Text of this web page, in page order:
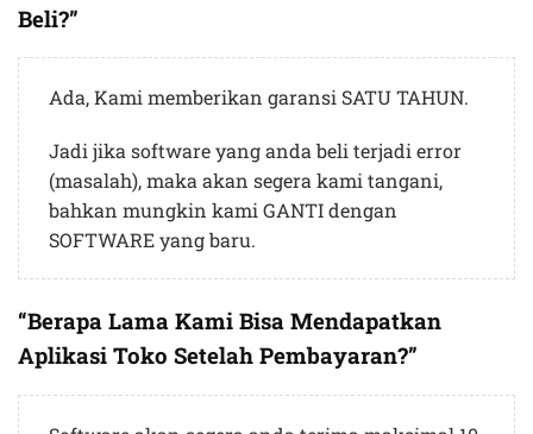
Beli?”
Ada, Kami memberikan garansi SATU TAHUN.
Jadi jika software yang anda beli terjadi error
(masalah), maka akan segera kami tangani,
bahkan mungkin kami GANTI dengan
SOFTWARE yang baru.
“Berapa Lama Kami Bisa Mendapatkan
Aplikasi Toko Setelah Pembayaran?”